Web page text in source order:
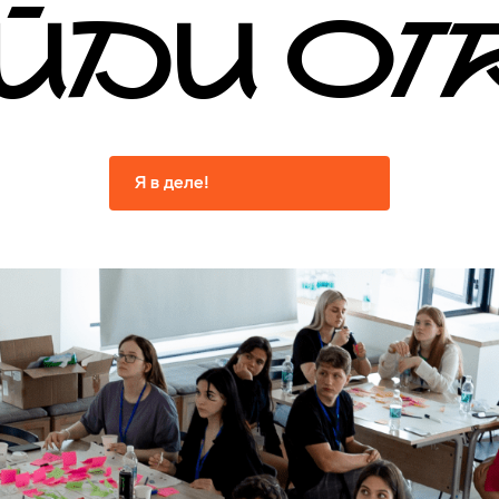
Я в деле!